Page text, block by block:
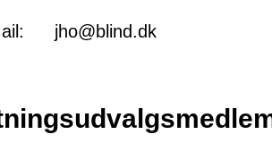
jho@blind.dk